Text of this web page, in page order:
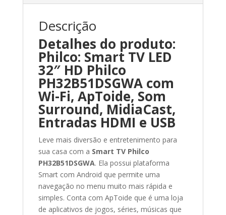
Descrição
Detalhes do produto:
Philco: Smart TV LED
32″ HD Philco
PH32B51DSGWA com
Wi-Fi, ApToide, Som
Surround, MidiaCast,
Entradas HDMI e USB
Leve mais diversão e entretenimento para
sua casa com a Smart TV Philco
PH32B51DSGWA. Ela possui plataforma
Smart com Android que permite uma
navegação no menu muito mais rápida e
simples. Conta com ApToide que é uma loja
de aplicativos de jogos, séries, músicas que